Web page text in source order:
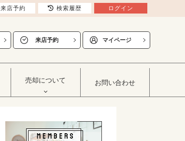
来店予約 マイページ
売却について お問い合わせ
来店予約 検索履歴 ログイン